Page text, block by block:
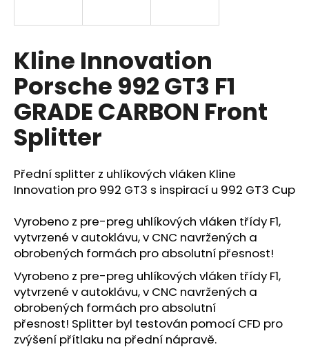
Kline Innovation
Porsche 992 GT3 F1
GRADE CARBON Front
Splitter
Přední splitter z uhlíkových vláken Kline
Innovation pro 992 GT3 s inspirací u 992 GT3 Cup
Vyrobeno z pre-preg uhlíkových vláken třídy F1,
vytvrzené v autoklávu, v CNC navržených a
obrobených formách pro absolutní přesnost!
Vyrobeno z pre-preg uhlíkových vláken třídy F1,
vytvrzené v autoklávu, v CNC navržených a
obrobených formách pro absolutní
přesnost! Splitter byl testován pomocí CFD pro
zvýšení přítlaku na přední nápravě.
í
t
?
D
o
p
r
u
č
u
j